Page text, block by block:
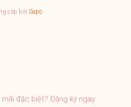
cấp bởi Sapo
đặc biệt? Đăng ký ngay.